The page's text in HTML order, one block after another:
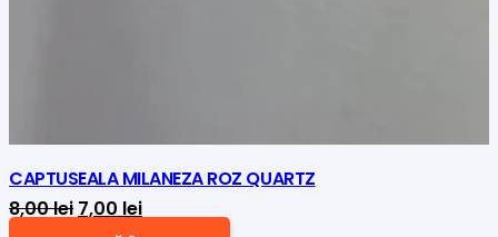
CAPTUSEALA MILANEZA ROZ QUARTZ
8,00lei Prețul
7,00 leiPrețul